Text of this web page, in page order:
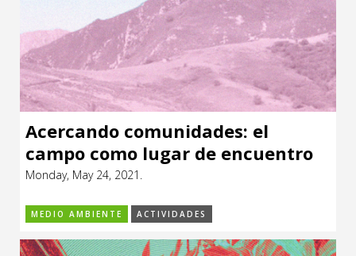
Acercando comunidades: el
campo como lugar de encuentro
Monday, May 24, 2021.
MEDIO AMBIENTE ACTIVIDADES